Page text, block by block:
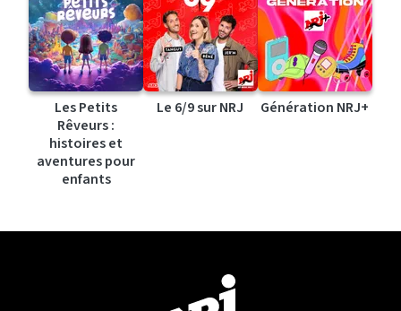
Les Petits
Rêveurs :
histoires et
aventures pour
enfants
Le 6/9 sur NRJ Génération NRJ+